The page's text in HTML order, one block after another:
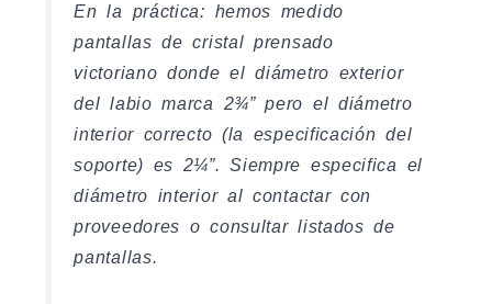
En la práctica: hemos medido
pantallas de cristal prensado
victoriano donde el diámetro exterior
del labio marca 2¾” pero el diámetro
interior correcto (la especificación del
soporte) es 2¼”. Siempre especifica el
diámetro interior al contactar con
proveedores o consultar listados de
pantallas.